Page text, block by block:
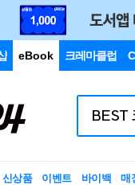
eBook 크레마클럽
신상품 이벤트 바이백 매